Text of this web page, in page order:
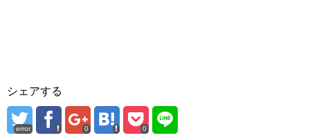
シェアする
error 0 0